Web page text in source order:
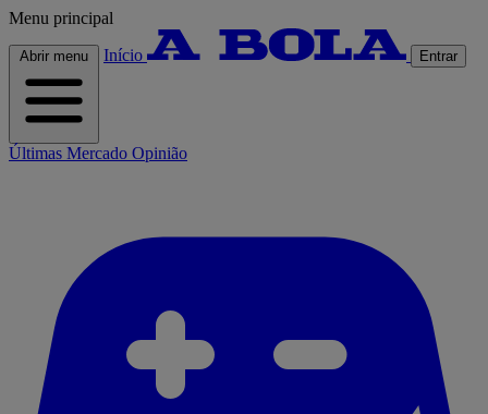
Menu principal
Abrir menu Início Entrar
Últimas Mercado Opinião